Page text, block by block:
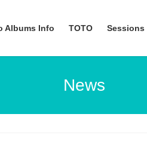
Albums Info TOTO Sessions
News